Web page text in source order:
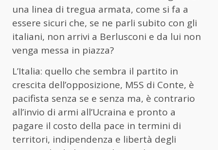
una linea di tregua armata, come si fa a
essere sicuri che, se ne parli subito con gli
italiani, non arrivi a Berlusconi e da lui non
venga messa in piazza?
L’Italia: quello che sembra il partito in
crescita dell’opposizione, M5S di Conte, è
pacifista senza se e senza ma, è contrario
all’invio di armi all’Ucraina e pronto a
pagare il costo della pace in termini di
territori, indipendenza e libertà degli